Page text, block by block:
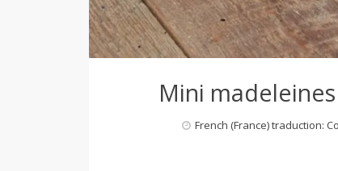
M
Mini
French (France) traduction: